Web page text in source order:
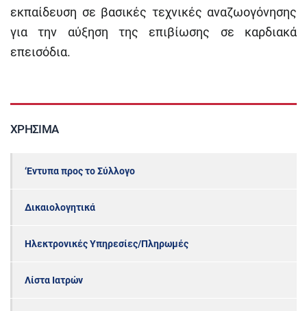
εκπαίδευση σε βασικές τεχνικές αναζωογόνησης
για την αύξηση της επιβίωσης σε καρδιακά
επεισόδια.
ΧΡΉΣΙΜΑ
‘Εντυπα προς το Σύλλογο
Δικαιολογητικά
Ηλεκτρονικές Υπηρεσίες/Πληρωμές
Λίστα Ιατρών